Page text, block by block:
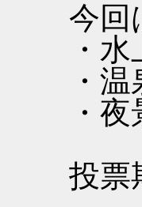
今回
・水
・温
・夜
投票